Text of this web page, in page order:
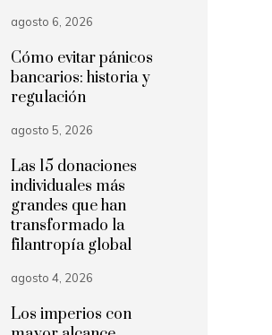
agosto 6, 2026
Cómo evitar pánicos
bancarios: historia y
regulación
agosto 5, 2026
Las 15 donaciones
individuales más
grandes que han
transformado la
filantropía global
agosto 4, 2026
Los imperios con